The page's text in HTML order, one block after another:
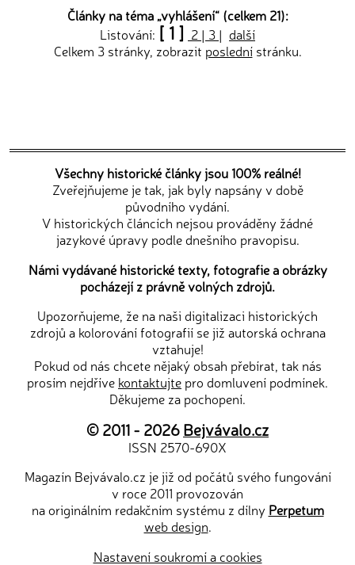
Články na téma „vyhlášení“ (celkem 21):
Listování: [ 1 ] 2 | 3 | další
Celkem 3 stránky, zobrazit poslednístránku.
Všechny historické články jsou 100% reálné!
Zveřejňujeme je tak, jak byly napsány v době
původního vydání.
V historických článcích nejsou prováděny žádné
jazykové úpravy podle dnešního pravopisu.
Námi vydávané historické texty, fotografie a obrázky
pocházejí z právně volných zdrojů.
Upozorňujeme, že na naši digitalizaci historických
zdrojů a kolorování fotografií se již autorská ochrana
vztahuje!
Pokud od nás chcete nějaký obsah přebírat, tak nás
prosím nejdříve kontaktujte pro domluvení podmínek.
Děkujeme za pochopení.
© 2011 - 2026Bejvávalo.cz
ISSN 2570-690X
Magazín Bejvávalo.cz je již od počátů svého fungování
v roce 2011 provozován
na originálním redakčním systému z dílny Perpetum
web design.
Nastavení soukromí a cookies